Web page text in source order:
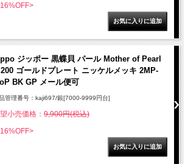
ジッポー 黒蝶貝 パール Mother of Pearl
200 ゴールドプレート ニッケルメッキ 2MP-
BK GP メール便可
管理番号：kaji697/銀[7000-9999円台]
小売価格： 9,900円(税込)